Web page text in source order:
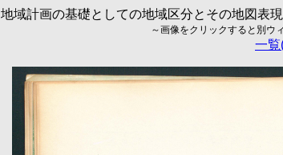
地域計画の基礎としての地域区分とその地図
～画像をクリックすると別ウ
一